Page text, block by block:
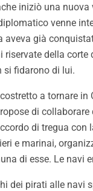
iniziò una
venne
aveva già
della
si fidarono di lui.
a tornare
di
di tregua
e marinai,
di esse. Le navi
dei pirati alle navi